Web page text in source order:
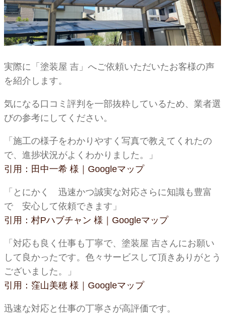
実際に「塗装屋 吉」へご依頼いただいたお客様の声
を紹介します。
気になる口コミ評判を一部抜粋しているため、業者選
びの参考にしてください。
「施工の様子をわかりやすく写真で教えてくれたの
で、進捗状況がよくわかりました。」
引用：田中一希 様｜Googleマップ
「とにかく 迅速かつ誠実な対応さらに知識も豊富
で 安心して依頼できます」
引用：村Pハブチャン 様｜Googleマップ
「対応も良く仕事も丁寧で、塗装屋 吉さんにお願い
して良かったです。色々サービスして頂きありがとう
ございました。」
引用：窪山美穂 様｜Googleマップ
迅速な対応と仕事の丁寧さが高評価です。